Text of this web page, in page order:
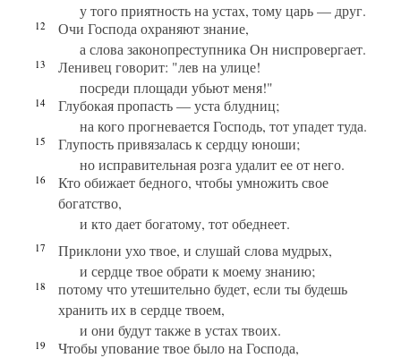
у того приятность на устах, тому царь — друг.
12
Очи Господа охраняют знание,
а слова законопреступника Он ниспровергает.
13
Ленивец говорит: "лев на улице!
посреди площади убьют меня!"
14
Глубокая пропасть — уста блудниц;
на кого прогневается Господь, тот упадет туда.
15
Глупость привязалась к сердцу юноши;
но исправительная розга удалит ее от него.
16
Кто обижает бедного, чтобы умножить свое
богатство,
и кто дает богатому, тот обеднеет.
17
Приклони ухо твое, и слушай слова мудрых,
и сердце твое обрати к моему знанию;
18
потому что утешительно будет, если ты будешь
хранить их в сердце твоем,
и они будут также в устах твоих.
19
Чтобы упование твое было на Господа,